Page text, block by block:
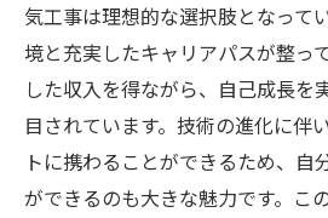
気工事は理想的な選択肢となって
境と充実したキャリアパスが整っ
した収入を得ながら、自己成長を
目されています。技術の進化に伴
トに携わることができるため、自
ができるのも大きな魅力です。こ